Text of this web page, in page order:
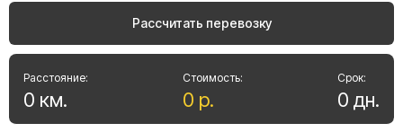
Рассчитать перевозку
Стоимость:
0 р.
Расстояние:
0 км.
Срок:
0 дн.